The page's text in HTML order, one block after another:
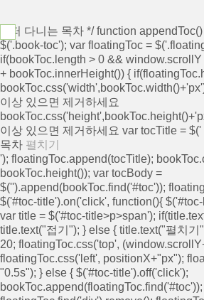
/* 떠 다니는 목차 */ function
$('.book-toc'); var floatingToc =
if(bookToc.length > 0 &&
+ bookToc.innerHeight()) {
이상 있으면 제거하세요
이상 있으면 제거하세요 var tocTitle = $('
목차 펼치기
'); floatingToc.append(tocTitle);
bookToc.height()); var tocBody =
$('').append(bookToc.find('#toc'));
$('#toc-title').on('click', function(){
var title = $('#toc-title>p>span');
title.text("접기"); } else { title.text("펼치기
20; floatingToc.css('top',
floatingToc.css('left', positionX+"px");
"0.5s"); } else { $('#toc-title').off('click');
bookToc.append(floatingToc.find('#toc'));